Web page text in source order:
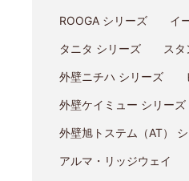
ROOGA シリーズ イ
タニタ シリーズ スタ
外壁ニチハ シリーズ
外壁ケイミュー シリーズ
外壁旭トステム（AT）
アルマ・リッジウェイ